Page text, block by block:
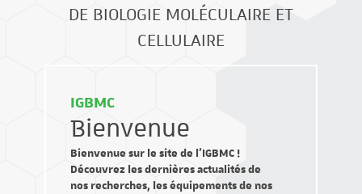
DE BIOLOGIE MOLÉCULAIRE ET
CELLULAIRE
IGBMC
Bienvenue
Bienvenue sur le site de l’IGBMC !
Découvrez les dernières actualités de
nos recherches, les équipements de nos